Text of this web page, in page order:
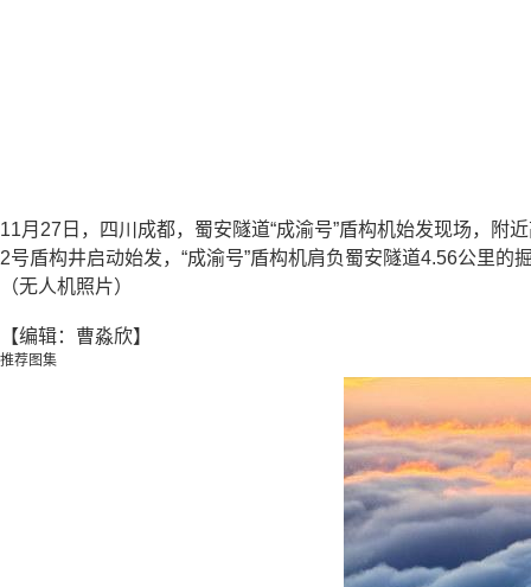
11月27日，四川成都，蜀安隧道“成渝号”盾构机始发现场，附
2号盾构井启动始发，“成渝号”盾构机肩负蜀安隧道4.56公里
（无人机照片）
【编辑：曹淼欣】
推荐图集